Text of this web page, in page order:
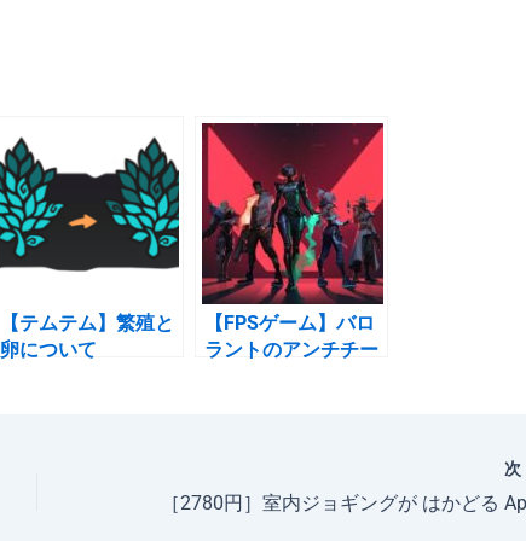
【テムテム】繁殖と
卵について
【FPSゲーム】バロ
ラントのアンチチー
次